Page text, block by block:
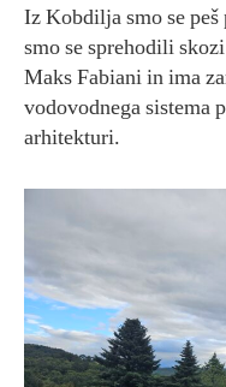
Iz Kobdilja smo se
smo se sprehodili skozi
Maks Fabiani in ima
vodovodnega sistema
arhitekturi.